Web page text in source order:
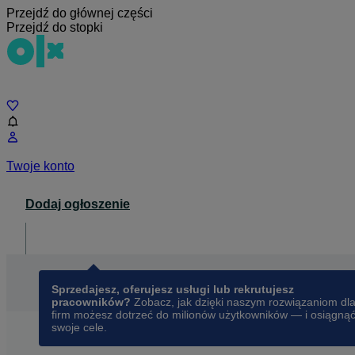
Przejdź do głównej części
Przejdź do stopki
Twoje konto
Dodaj ogłoszenie
Sprzedajesz, oferujesz usługi lub rekrutujesz
pracowników? Zobacz, jak dzięki naszym rozwiązaniom dla
firm możesz dotrzeć do milionów użytkowników — i osiągnąć
swoje cele.